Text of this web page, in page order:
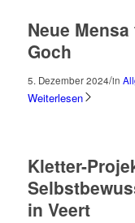
Neue
Goch
5. Dezember 2024/in
Weiterlesen
Kletter-
in Veert